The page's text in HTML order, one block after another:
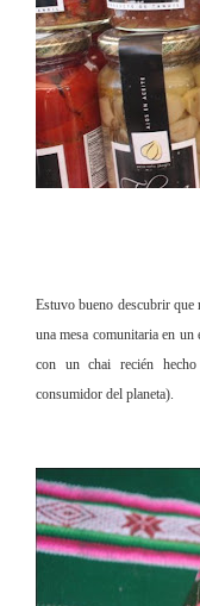
Estuvo bueno descubrir que
una mesa comunitaria en
con un chai recién
consumidor del planeta).